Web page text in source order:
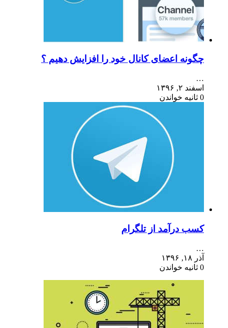
چگونه اعضای کانال خود را افزایش دهیم ؟
…
اسفند ۲, ۱۳۹۶
0 ثانیه خواندن
کسب درآمد از تلگرام
…
آذر ۱۸, ۱۳۹۶
0 ثانیه خواندن